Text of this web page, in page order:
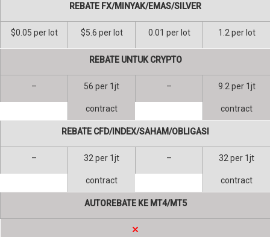
REBATE FX/MINYAK/EMAS/SILVER
$0.05 per lot $5.6 per lot 0.01 per lot 1.2 per lot
REBATE UNTUK CRYPTO
– 56 per 1jt
contract
– 9.2 per 1jt
contract
REBATE CFD/INDEX/SAHAM/OBLIGASI
– 32 per 1jt
contract
– 32 per 1jt
contract
AUTOREBATE KE MT4/MT5